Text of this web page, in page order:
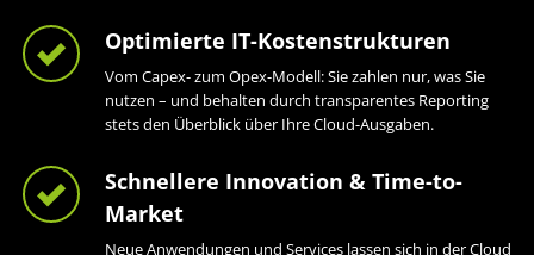
Optimierte IT-Kostenstrukturen
Vom Capex- zum Opex-Modell: Sie zahlen nur, was Sie
nutzen – und behalten durch transparentes Reporting
stets den Überblick über Ihre Cloud-Ausgaben.
Schnellere Innovation & Time-to-
Market
Neue Anwendungen und Services lassen sich in der Cloud